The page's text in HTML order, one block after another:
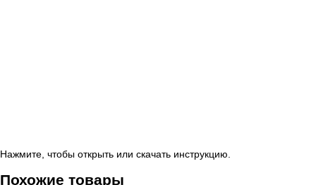
Нажмите, чтобы открыть или скачать инструкцию.
Похожие товары